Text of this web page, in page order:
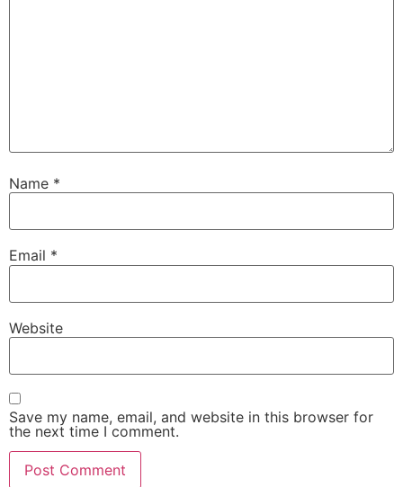
Name *
Email *
Website
Save my name, email, and website in this browser for
the next time I comment.